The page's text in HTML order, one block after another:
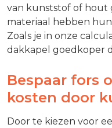
van kunststof of hout
materiaal hebben
Zoals je in onze
dakkapel goedkoper
Bespaar fors
kosten door
Door te kiezen voor